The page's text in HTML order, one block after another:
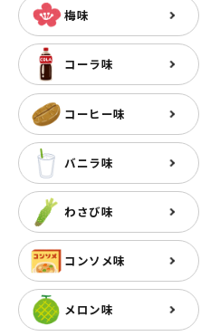
梅味
コーラ味
コーヒー味
バニラ味
わさび味
コンソメ味
メロン味